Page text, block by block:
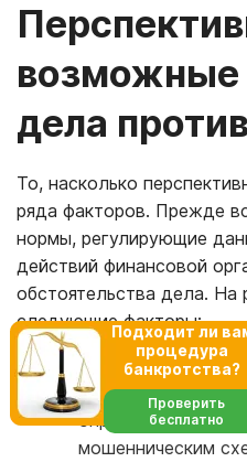
дела
То, насколько
ряда факторов. Прежде
нормы, регулирующие
действий финансовой
обстоятельства дела. На
следующие факторы:
Тип иска:
определяются
мошенническим
Подходит ли
процедура
банкротства?
Проверить
бесплатно